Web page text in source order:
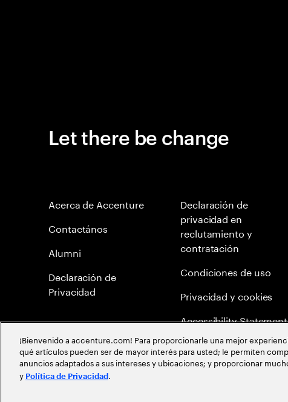
Let there be change
Acerca de Accenture
Contactános
Alumni
Declaración de
Privacidad
Declaración de
privacidad en
reclutamiento y
contratación
Condiciones de uso
Privacidad y cookies
Accessibility Statement
Mapa del Sitio
Política de meritocracia
¡Bienvenido a accenture.com! Para proporcionarle una mejor
qué artículos pueden ser de mayor interés para usted; le permiten
anuncios adaptados a sus intereses y ubicaciones; y proporcionar
y Política de Privacidad .